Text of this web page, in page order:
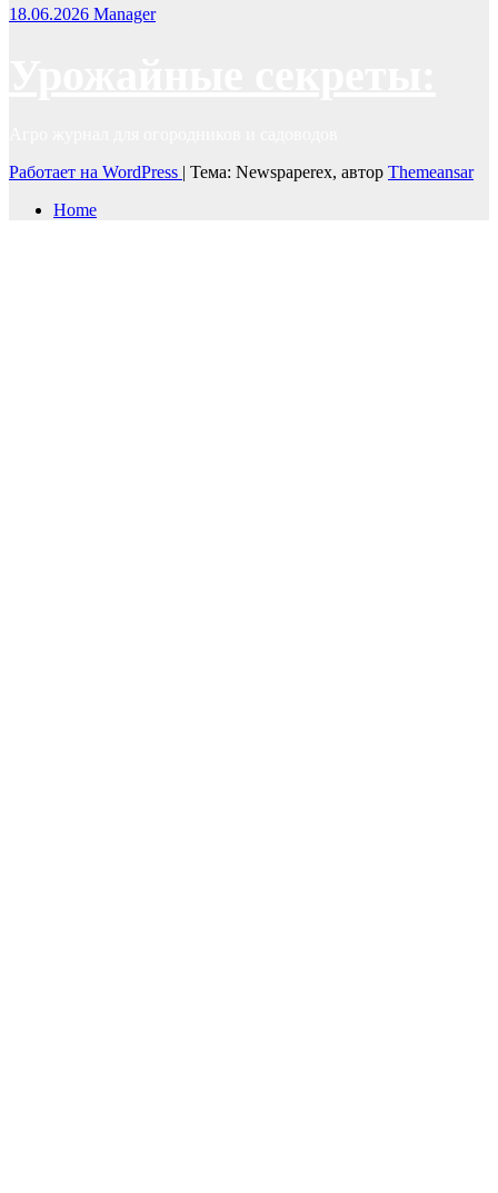
18.06.2026 Manager
Работает на WordPress | Тема: Newspaperex, автор Themeansar
Home